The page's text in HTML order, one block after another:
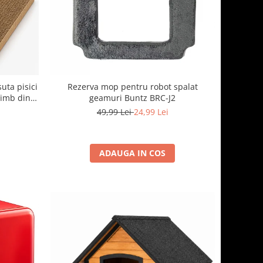
pisici
din
casuta
Rezerva mop pentru robot spalat
geamuri Buntz BRC-J2
49,99 Lei24,99 Lei
ADAUGA IN COS